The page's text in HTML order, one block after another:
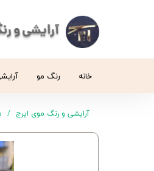
آرایشی و
خانه رنگ مو
آرایشی و رنگ موی ایرج